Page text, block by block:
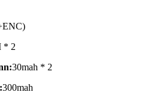
* 2
30mah * 2
300mah